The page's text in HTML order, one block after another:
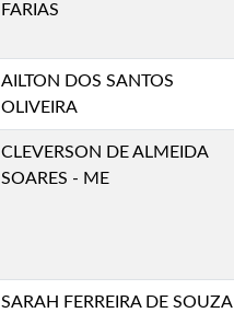
FARIAS
AILTON DOS SANTOS
OLIVEIRA
CLEVERSON DE ALMEIDA
SOARES - ME
SARAH FERREIRA DE SOUZA